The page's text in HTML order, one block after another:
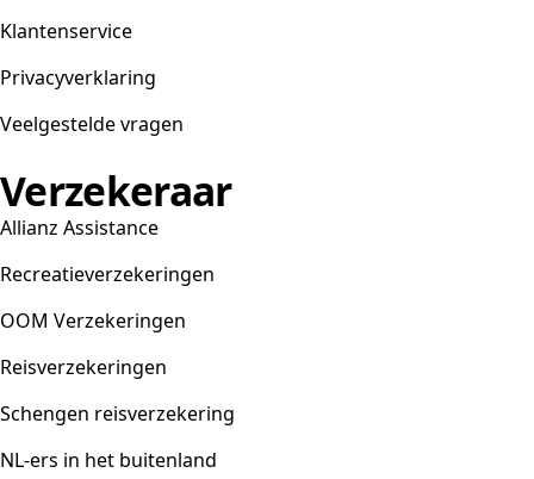
Klantenservice
Privacyverklaring
Veelgestelde vragen
Verzekeraar
Allianz Assistance
Recreatieverzekeringen
OOM Verzekeringen
Reisverzekeringen
Schengen reisverzekering
NL-ers in het buitenland